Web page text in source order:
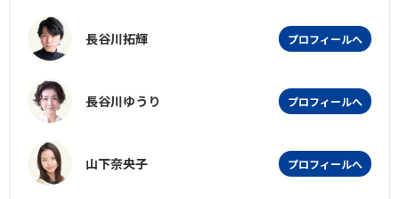
長谷川拓輝 プロフィールへ
長谷川ゆうり プロフィールへ
山下奈央子 プロフィールへ